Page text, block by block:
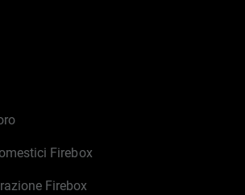
Firebox
Firebox